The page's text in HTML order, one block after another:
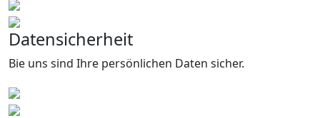
Datensicherheit
Bie uns sind Ihre persönlichen Daten sicher.